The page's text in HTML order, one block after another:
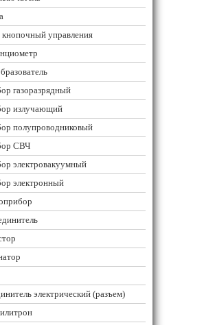
управления
газоразрядный
излучающий
полупроводниковый
СВЧ
электровакуумный
электронный
электрический (разъем)